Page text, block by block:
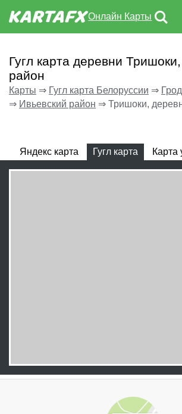
Онлайн Карты
Гугл карта деревни
район
Карты ⇒ Гугл карта Белоруссии ⇒
⇒ Ивьевский район ⇒ Тришоки,
Яндекс карта Гугл карта Карта